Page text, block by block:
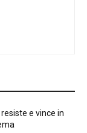
e vince in